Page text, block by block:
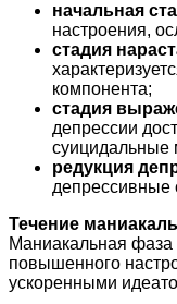
начальная
настроения,
стадия
компонента;
стадия
депрессии
суицидальные
редукция
депрессивные
Течение
Маниакальная фаза
повышенного
ускоренными